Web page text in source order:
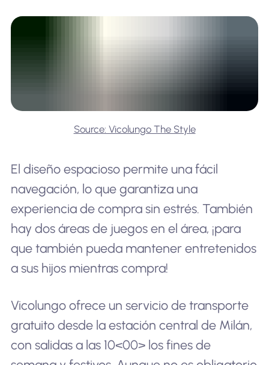
Source: Vicolungo The Style
El diseño espacioso permite una fácil
navegación, lo que garantiza una
experiencia de compra sin estrés. También
hay dos áreas de juegos en el área, ¡para
que también pueda mantener entretenidos
a sus hijos mientras compra!
Vicolungo ofrece un servicio de transporte
gratuito desde la estación central de Milán,
con salidas a las 10<00> los fines de